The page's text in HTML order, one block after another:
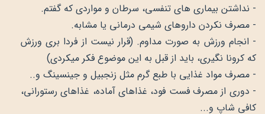
- نداشتن بیماری های تنفسی، سرطان و مواردی که گفتم.
- مصرف نکردن داروهای شیمی درمانی یا مشابه.
- انجام ورزش به صورت مداوم. (قرار نیست از فردا بری ورزش
که کرونا نگیری، باید از قبل به این موضوع فکر میکردی)
- مصرف مواد غذایی با طبع گرم مثل زنجبیل و جینسینگ و..
- دوری از مصرف فست فود، غذاهای آماده، غذاهای رستورانی،
کافی شاپ و...